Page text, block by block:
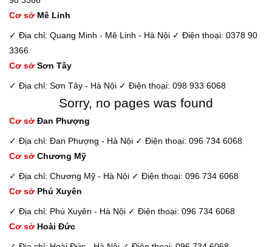
Cơ sở Mê Linh
✓ Địa chỉ: Quang Minh - Mê Linh - Hà Nội ✓ Điện thoại: 0378 90
3366
Cơ sở Sơn Tây
✓ Địa chỉ: Sơn Tây - Hà Nội ✓ Điện thoại: 098 933 6068
Sorry, no pages was found
Cơ sở Đan Phượng
✓ Địa chỉ: Đan Phượng - Hà Nội ✓ Điện thoại: 096 734 6068
Cơ sở Chương Mỹ
✓ Địa chỉ: Chương Mỹ - Hà Nội ✓ Điện thoại: 096 734 6068
Cơ sở Phú Xuyên
✓ Địa chỉ: Phú Xuyên - Hà Nội ✓ Điện thoại: 096 734 6068
Cơ sở Hoài Đức